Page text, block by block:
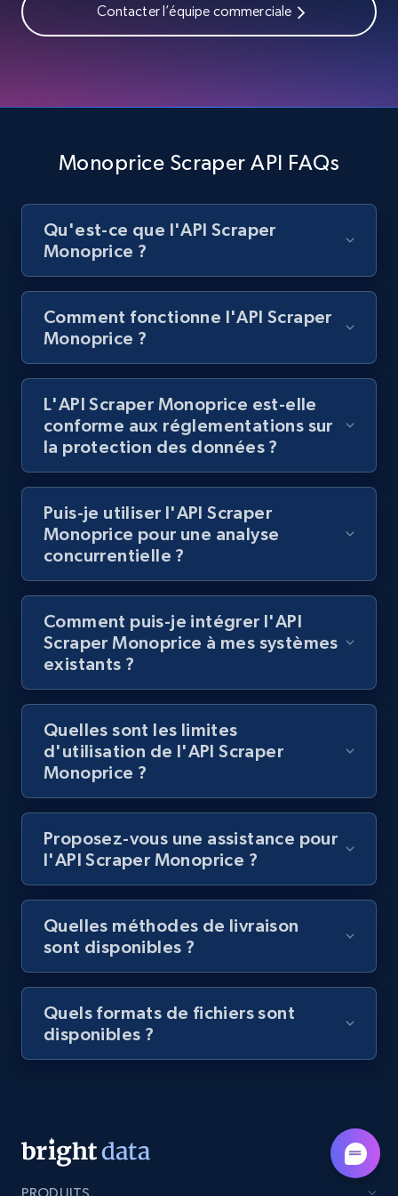
products using specified keywords
URL, Product id, Title, Images, Final price,
Currency, Discount, Initial price, and more.
149+ Essai gratuit
Lazada - Products
URL, Title, Rating, Reviews, Initial price, Final
991+ 165+ Essai gratuit
Lazada - Products - Discover products by
keyword
URL, Title, Rating, Reviews, Initial price, Final
price, Currency, Stock, and more.
Lazada - Products - Discover products by
URL, Title, Rating, Reviews, Initial price, Final
price, Currency, Stock, and more.
991+ 165+ Essai gratuit
Lazada - Products - Discover products by
seller URL
URL, Title, Rating, Reviews, Initial price, Final
Contacter l’équipe commerciale
Monoprice Scraper API FAQs
Qu'est-ce que l'API Scraper
Monoprice ?
Comment fonctionne l'API Scraper
Monoprice ?
L'API Scraper Monoprice est-elle
conforme aux réglementations sur
la protection des données ?
Puis-je utiliser l'API Scraper
Monoprice pour une analyse
concurrentielle ?
Comment puis-je intégrer l'API
Scraper Monoprice à mes systèmes
existants ?
Quelles sont les limites
d'utilisation de l'API Scraper
Monoprice ?
Proposez-vous une assistance pour
l'API Scraper Monoprice ?
Quelles méthodes de livraison
sont disponibles ?
Quels formats de fichiers sont
disponibles ?